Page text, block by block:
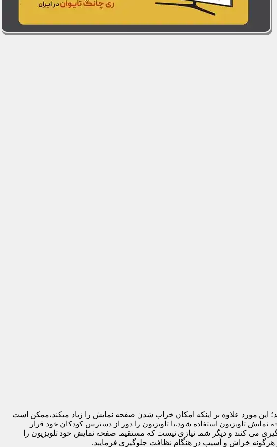
این مورد علاوه بر اینکه امکان خراب شدن صفحه نمایش را زیاد میکند،ممکن است
تلویزیون استفاده شود،یا تلویزیون را دور از دسترس کودکان خود قرار
می کنند و دیگر شما نیازی نیست که مستقیما صفحه نمایش خود تلویزیون را
هرگونه خراش و آسیب در هنگام نظافت جلوگیری فرمایید.